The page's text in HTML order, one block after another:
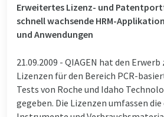
Erweitertes Lizenz- und
schnell wachsende HRM-
und Anwendungen
21.09.2009 - QIAGEN hat den
Lizenzen für den Bereich PCR-
Tests von Roche und Idaho
gegeben. Die Lizenzen umfassen